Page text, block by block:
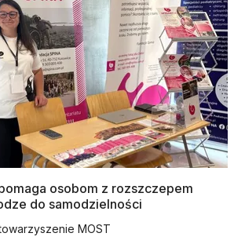
osobom z rozszczepem
do samodzielności
MOST